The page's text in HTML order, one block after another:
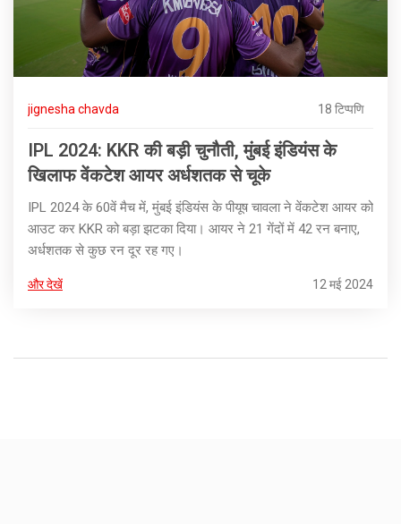
jignesha chavda 18 टिप्पणि
IPL 2024: KKR की बड़ी चुनौती, मुंबई इंडियंस के
खिलाफ वेंकटेश आयर अर्धशतक से चूके
IPL 2024 के 60वें मैच में, मुंबई इंडियंस के पीयूष चावला ने वेंकटेश आयर को
आउट कर KKR को बड़ा झटका दिया। आयर ने 21 गेंदों में 42 रन बनाए,
अर्धशतक से कुछ रन दूर रह गए।
और देखें 12 मई 2024